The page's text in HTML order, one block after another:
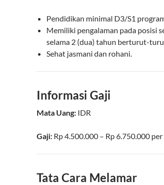
Pendidikan minimal D3/S1
Memiliki pengalaman pada posisi
selama 2 (dua) tahun berturut-
Sehat jasmani dan rohani.
Informasi Gaji
Mata Uang: IDR
Gaji: Rp 4.500.000 – Rp 6.750.000 per
Tata Cara Melamar